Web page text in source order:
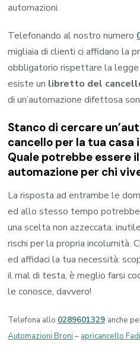
automazioni.
Telefonando al nostro numero
migliaia di clienti ci affidano la
obbligatorio rispettare la
esiste un libretto del
di un’automazione difettosa
Stanco di cercare
cancello per la tua casa
Quale potrebbe essere
automazione per chi
La risposta ad entrambe le
ed allo stesso tempo potrebbe
una scelta non azzeccata:
rischi per la propria incolumità.
ed affidaci la tua necessità:
il mal di testa, è meglio farsi
le conosce, davvero!
Telefona allo 0289601329 anche
Automazioni Broni – apricancello